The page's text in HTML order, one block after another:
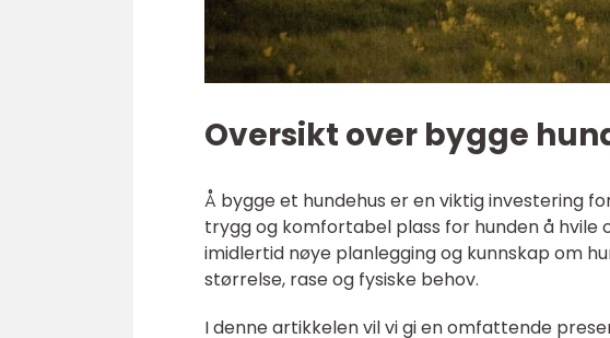
Oversikt over bygge
Å bygge et hundehus er en viktig investering
trygg og komfortabel plass for hunden å hvile
imidlertid nøye planlegging og kunnskap om
størrelse, rase og fysiske behov.
I denne artikkelen vil vi gi en omfattende